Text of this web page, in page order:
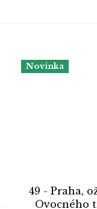
Novinka
49 - Praha,
Ovocného